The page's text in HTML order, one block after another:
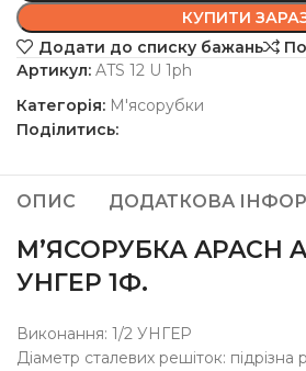
КУПИТИ
Додати до списку бажань
Артикул: ATS 12 U 1ph
Категорія: М'ясорубки
Поділитись:
ОПИС ДОДАТКОВА
М’ЯСОРУБКА APACH
УНГЕР 1Ф.
Виконання: 1/2 УНГЕР
Діаметр сталевих решіток: підрізна